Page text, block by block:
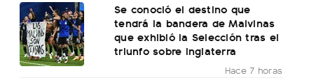
Se conoció el destino que
tendrá la bandera de Malvinas
que exhibió la Selección tras el
triunfo sobre Inglaterra
Hace 7 horas